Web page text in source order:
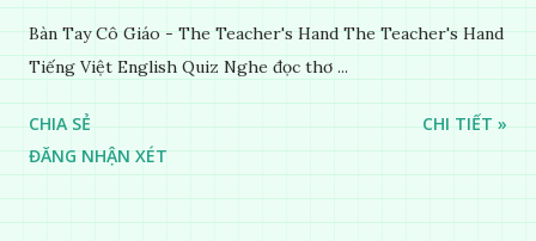
Bàn Tay Cô Giáo - The Teacher's Hand The Teacher's Hand
Tiếng Việt English Quiz Nghe đọc thơ ...
CHIA SẺ
ĐĂNG NHẬN XÉT
CHI TIẾT »